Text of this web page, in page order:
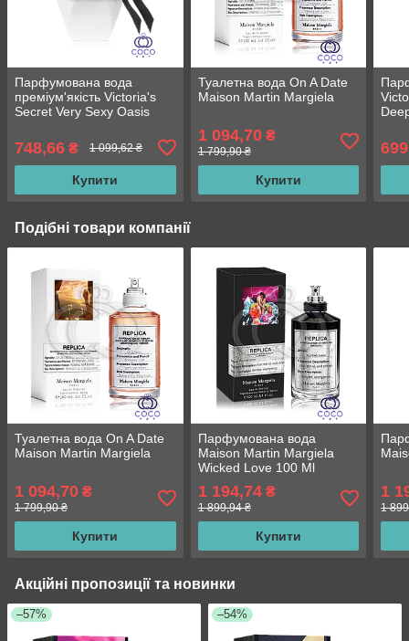
Парфумована вода
преміум'якість Victoria's
Secret Very Sexy Oasis
748,66 ₴ 1 099,62 ₴
Купити
Туалетна вода On A Date
Maison Martin Margiela
1 094,70₴
1 799,90 ₴
Купити
Подібні товари компанії
Туалетна вода On A Date
Maison Martin Margiela
1 094,70 ₴
1 799,90 ₴
Купити
Парфумована вода
Maison Martin Margiela
Wicked Love 100 Ml
1 194,74₴
1 899,94 ₴
Купити
1
1
Акційні пропозиції та новинки
–57% –54%